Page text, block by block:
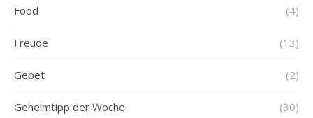
Food (4)
Freude (13)
Gebet (2)
Geheimtipp der Woche (30)